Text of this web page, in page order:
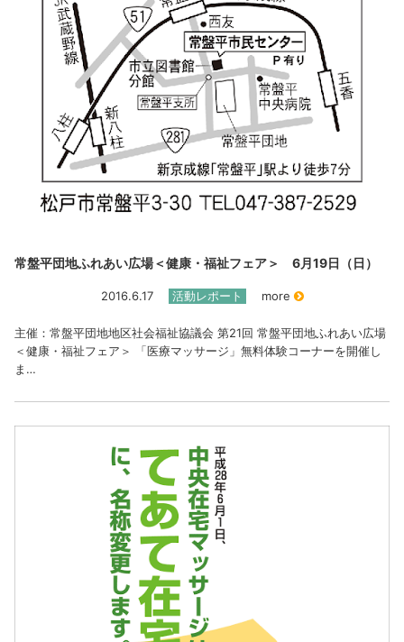
常盤平団地ふれあい広場＜健康・福祉フェア＞ 6月19日（日）
2016.6.17 活動レポート more
主催：常盤平団地地区社会福祉協議会 第21回 常盤平団地ふれあい広場
＜健康・福祉フェア＞ 「医療マッサージ」無料体験コーナーを開催し
ま…